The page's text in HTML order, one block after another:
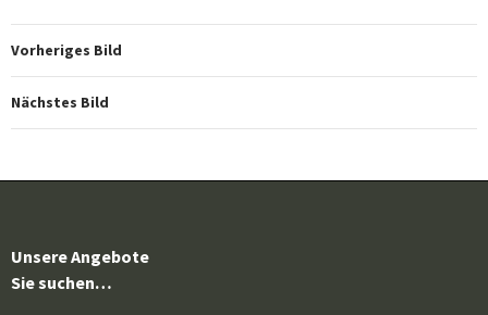
Vorheriges Bild
Nächstes Bild
Unsere Angebote
Sie suchen…